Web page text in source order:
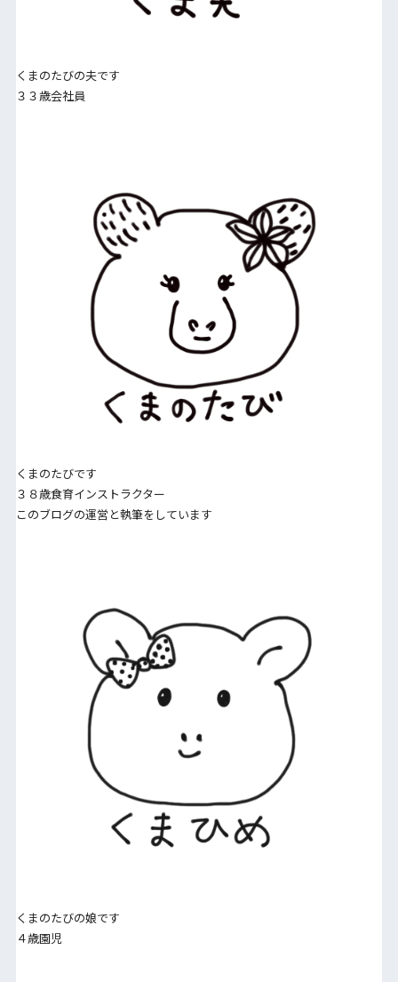
くまのたびの夫です
３３歳会社員
くまのたびです
３８歳食育インストラクター
このブログの運営と執筆をしています
くまのたびの娘です
４歳園児